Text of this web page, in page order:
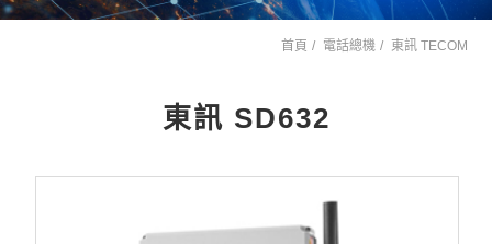
首頁 電話總機 東訊 TECOM
東訊 SD632